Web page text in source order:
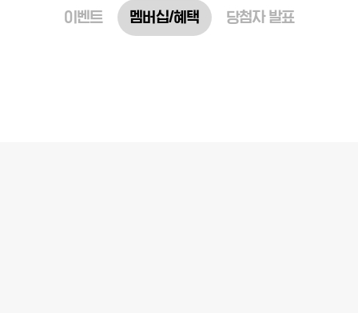
이벤트 멤버십/혜택 당첨자 발표